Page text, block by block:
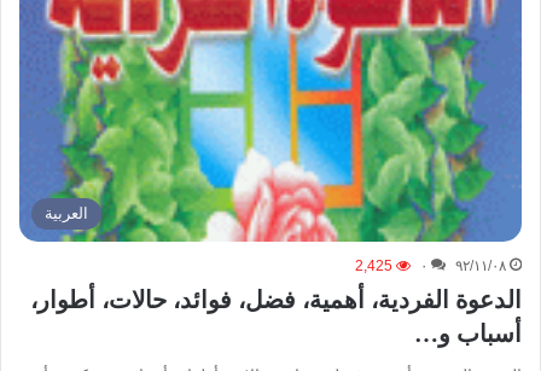
العربیة
۹۲/۱۱/۰۸ ۰ 2,425
الدعوة الفردية، أهمية، فضل، فوائد، حالات، أطوار،
أسباب و…